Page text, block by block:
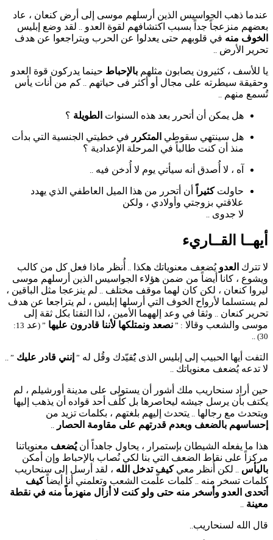
عندما ذهب الجواسيس الذين أرسلهم موسى إلى أرض كنعان ، عاد
بعضهم منزعجاً جداً بسبب اكتشافهم لقوة العدو
لقد وضع إبليس
الخوف منه في قلوبهم حتى يعدلوا عن الحرب ويتراجعوا عن هدف
تحرير الأرض
يا للأسف ، كثيرون يصابون مثلهم بالإحباط حينما يدركون قوة العدو
وحقيقة سيطرته على مجال أو أكثر فى حياتهم
كم من أنات يأس
تُسمع منهم
هل يمكن أن أتحرر بعد هذه السنوات الطويلة ؟
هل سينتهي سقوطي المتكرر في خطيتي الجنسية التي بدأت
منذ أن كنت طالباً في المرحلة الإعدادية ؟
آه ، لا أُصدق أنه سيأتي يوم لا أُدخن فيه
حاولتكثيراً
أن أتحرر من هذا الميل العاطفي الذي يهدد
علاقتي بزوجتي وأولادي ، ولكن
لا جدوى
أيهــا القــاريء
لا تترك العدو يُضعف معنوياتك هكذا
أُنظر ماذا فعل كل من كالب
ويشوع ، كانا أيضاً من ضمن هؤلاء الجواسيس الذين أرسلهم موسى
ليروا كنعان ، لكن كان لهما موقف مختلف
لم ينزعجا مثل الباقين ،
لم يستسلما لأرواح الخوف التي أرسلها إبليس ، لم يتراجعا عن هدف
تحرير كنعان
وثقا في وعد إلههما الأمين ، لذا التفتا بكل ثقة إلى
موسى والشعب وقالا : ” نصعد ونمتلكها لأننا قادرون عليها ” (عد
13:
30) ..
التفت أيها الحبيب إلى إبليس الذى يٌُقيّدك وقُل له ” إنني قادر عليك ” ..
لا تدعه يُضعف معنوياتك
حين أراد سنحاريب ملك أشور أن يستولى على مدينة أورشيلم ، لم
يكتف بأن يرسل جيشه ليحاصرها بل كلّف أحد قواده أن يذهب إليها
ويتحدث مع رجالها
يتحدث إليهم بلغتهم ، بكلمات تزيد من
إحساسهم بالضعف وبعدم قدرتهم على مقاومة الحصار
هذا ما يفعله الشيطان بإستمرار ، يحاول جاهداً أنيُضعف معنوياتنا
مركزاً على نقاط الضعف التي بنا لكي نُصاب بالإحباط وإن أمكن
باليأس
لكن أُنظر معيكيف تدخل الله ، لقد أرسل إلى سنحاريب
كلمات تسخر منه
كلمات علّمت الشعب وتعلمني أنا أيضاًكيف
أتحدى العدو وأسخر منه حتى ولو كنت لا أزال منهزماً منه في نقطة
معينة
قال الله لسنحاريب